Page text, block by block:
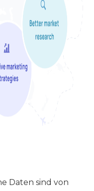
Daten sind von